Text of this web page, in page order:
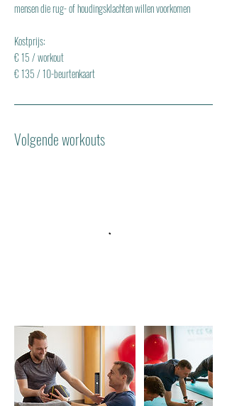
mensen die rug- of houdingsklachten willen voorkomen
Kostprijs:
€ 15 / workout
€ 135 / 10-beurtenkaart
Volgende workouts